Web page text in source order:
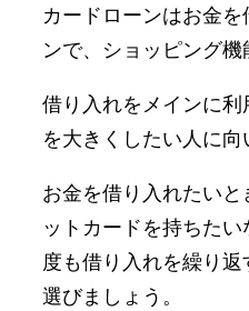
カードローンはお金
ンで、ショッピング機
借り入れをメインに
を大きくしたい人に向
お金を借り入れたい
ットカードを持ちた
度も借り入れを繰り
選びましょう。